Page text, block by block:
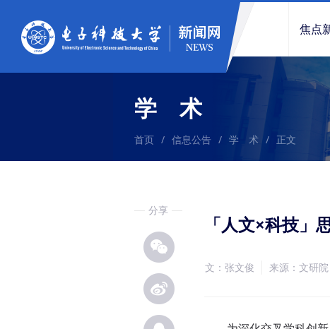
焦点
学 术
首页 / 信息公告 / 学 术 / 正文
分享
「人文×科技」
文：张文俊 来源：文研院